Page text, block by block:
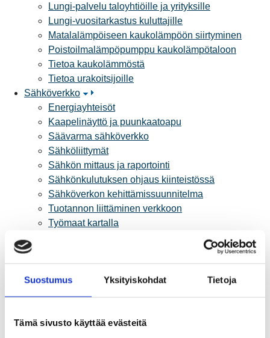
Suostumus Yksityiskohdat Tietoja
Tämä sivusto käyttää evästeitä
Lungi-palvelu taloyhtiöille ja yrityksille
Lungi-vuositarkastus kuluttajille
Matalalämpöiseen kaukolämpöön siirtyminen
Poistoilmalämpöpumppu kaukolämpötaloon
Tietoa kaukolämmöstä
Tietoa urakoitsijoille
Sähköverkko
Energiayhteisöt
Kaapelinäyttö ja puunkaatoapu
Säävarma sähköverkko
Sähköliittymät
Sähkön mittaus ja raportointi
Sähkönkulutuksen ohjaus kiinteistössä
Sähköverkon kehittämissuunnitelma
Tuotannon liittäminen verkkoon
Työmaat kartalla
Yritystietoa
Sähköntuotanto
Tietoa Rauman Energiasta
Yhteistyöverkosto